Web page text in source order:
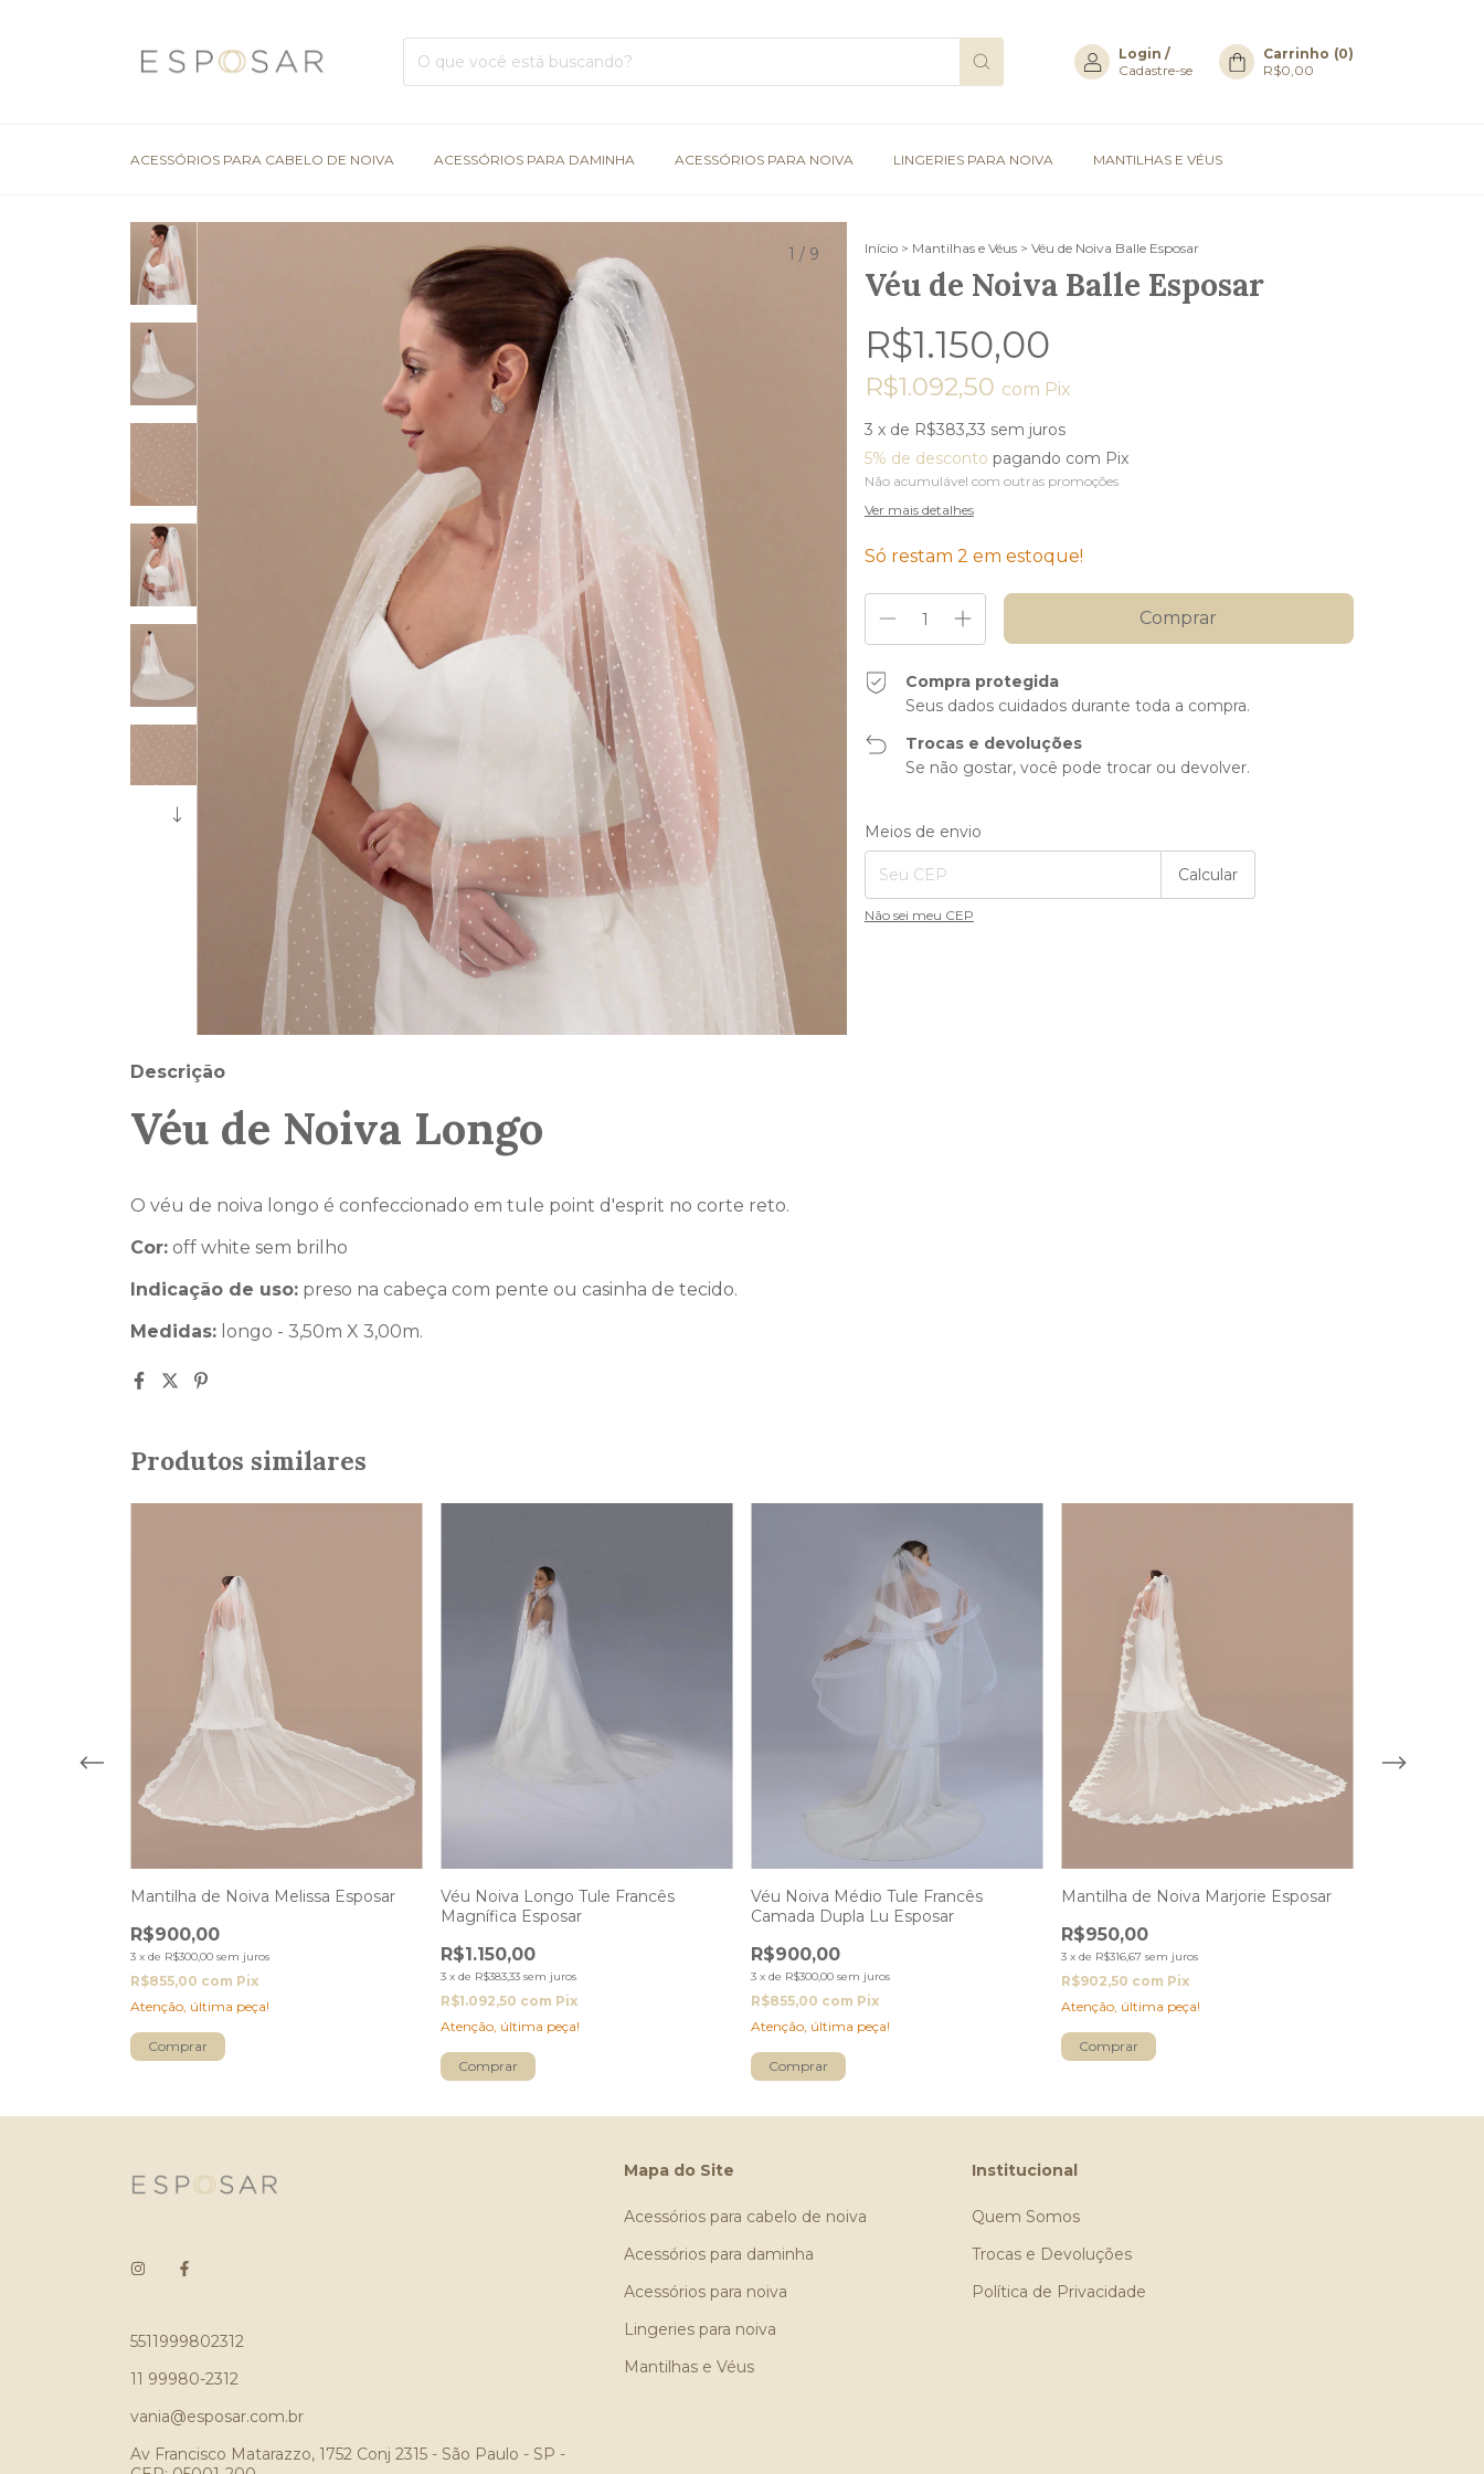
Login /
Cadastre-se
Carrinho (0)
R$0,00
ACESSÓRIOS PARA CABELO DE NOIVA ACESSÓRIOS PARA DAMINHA ACESSÓRIOS PARA NOIVA LINGERIES PARA NOIVA MANTILHAS E VÉUS
1 / 9 Início > Mantilhas e Véus > Véu de Noiva Balle Esposar
Véu de Noiva Balle Esposar
R$1.150,00
R$1.092,50 com Pix
3 x de R$383,33 sem juros
5% de desconto pagando com Pix
Não acumulável com outras promoções
Ver mais detalhes
Só restam 2 em estoque!
Compra protegida
Seus dados cuidados durante toda a compra.
Trocas e devoluções
Se não gostar, você pode trocar ou devolver.
Entregas para o CEP:
Meios de envio
Calcular
Não sei meu CEP
Descrição
Véu de Noiva Longo
O véu de noiva longo é confeccionado em tule point d'esprit no corte reto.
Cor: off white sem brilho
Indicação de uso: preso na cabeça com pente ou casinha de tecido.
Medidas: longo - 3,50m X 3,00m.
Produtos similares
Mantilha de Noiva Melissa Esposar
R$900,00
3 x de R$300,00 sem juros
R$855,00 com Pix
Atenção, última peça!
Véu Noiva Longo Tule Francês
Magnífica Esposar
R$1.150,00
3 x de R$383,33 sem juros
R$1.092,50 com Pix
Atenção, última peça!
Véu Noiva Médio Tule Francês
Camada Dupla Lu Esposar
R$900,00
3 x de R$300,00 sem juros
R$855,00 com Pix
Atenção, última peça!
Mantilha de Noiva Marjorie Esposar
R$950,00
3 x de R$316,67 sem juros
R$902,50 com Pix
Atenção, última peça!
5511999802312
11 99980-2312
vania@esposar.com.br
Av Francisco Matarazzo, 1752 Conj 2315 - São Paulo - SP -
Mapa do Site
Acessórios para cabelo de noiva
Acessórios para daminha
Acessórios para noiva
Lingeries para noiva
Mantilhas e Véus
Institucional
Quem Somos
Trocas e Devoluções
Política de Privacidade